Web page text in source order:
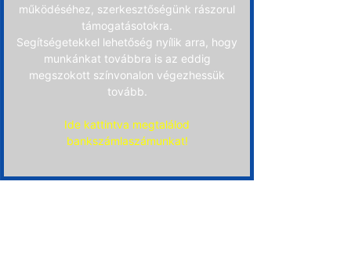
működéséhez, szerkesztőségünk rászorul
támogatásotokra.
Segítségetekkel lehetőség nyílik arra, hogy
munkánkat továbbra is az eddig
megszokott színvonalon végezhessük
tovább.
Ide kattintva megtalálod
bankszámlaszámunkat!